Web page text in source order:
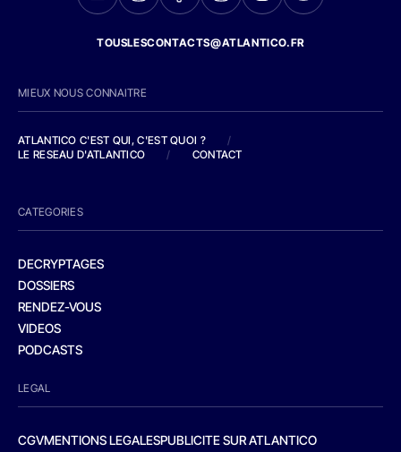
TOUSLESCONTACTS@ATLANTICO.FR
MIEUX NOUS CONNAITRE
ATLANTICO C'EST QUI, C'EST QUOI ?
/
LE RESEAU D'ATLANTICO
/ CONTACT
CATEGORIES
DECRYPTAGES
DOSSIERS
RENDEZ-VOUS
VIDEOS
PODCASTS
LEGAL
CGVMENTIONS LEGALESPUBLICITE SUR ATLANTICO